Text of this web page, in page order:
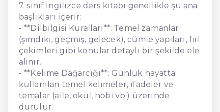
7. sınıf İngilizce ders kitabı genellikle şu ana
başlıkları içerir:
- **Dilbilgisi Kuralları**: Temel zamanlar
(şimdiki, geçmiş, gelecek), cümle yapıları, fiil
çekimleri gibi konular detaylı bir şekilde ele
alınır.
- **Kelime Dağarcığı**: Günlük hayatta
kullanılan temel kelimeler, ifadeler ve
temalar (aile, okul, hobi vb.) üzerinde
durulur.